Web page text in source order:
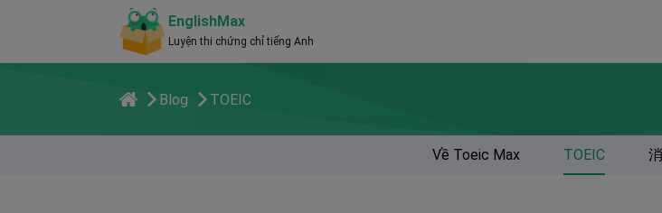
EnglishMax
Luyện thi chứng chỉ tiếng Anh
Blog TOEIC
Về Toeic Max TOEIC